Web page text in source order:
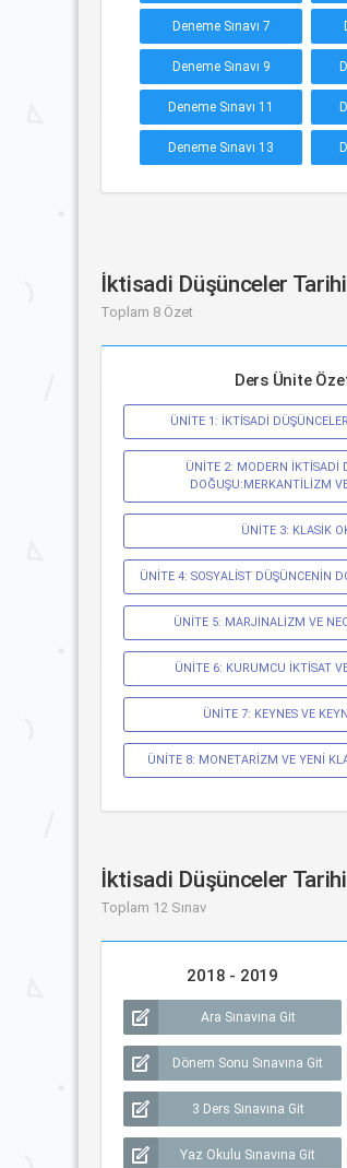
Deneme Sınavı 7
Deneme Sınavı 9
Deneme Sınavı 11
Deneme Sınavı 13
İktisadi Düşünceler
Toplam 8 Özet
Ders Ünite
ÜNİTE 1: İKTİSADİ
ÜNİTE 2: MODERN İKTİSADİ
DOĞUŞU:MERKANTİLİZM
ÜNİTE 3: KLASİK
ÜNİTE 4: SOSYALİST DÜŞÜNCENİN
ÜNİTE 5: MARJİNALİZM VE
ÜNİTE 6: KURUMCU İKTİSAT
ÜNİTE 7: KEYNES VE
ÜNİTE 8: MONETARİZM VE YENİ
İktisadi Düşünceler
Toplam 12 Sınav
2018 - 2019
Ara Sınavına Git
Dönem Sonu Sınavına Git
3 Ders Sınavına Git
Yaz Okulu Sınavına Git